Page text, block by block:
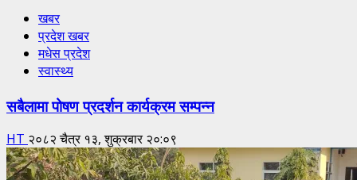
खबर
प्रदेश खबर
मधेस प्रदेश
स्वास्थ्य
सबैलामा पोषण प्रदर्शन कार्यक्रम सम्पन्न
HT २०८२ चैत्र १३, शुक्रबार २०:०९